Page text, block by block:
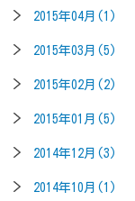
2015年04月(1)
2015年03月(5)
2015年02月(2)
2015年01月(5)
2014年12月(3)
2014年10月(1)